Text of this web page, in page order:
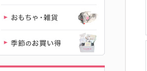
ねだり
（tama）」
公式サイト |